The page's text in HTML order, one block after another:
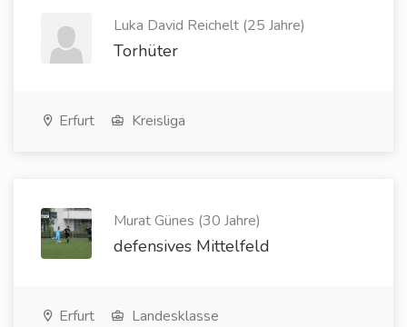
Luka David Reichelt (25 Jahre)
Torhüter
Erfurt Kreisliga
Murat Günes (30 Jahre)
defensives Mittelfeld
Erfurt Landesklasse